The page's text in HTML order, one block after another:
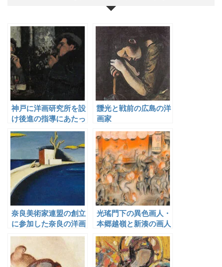
神戸に洋画研究所を設
け後進の指導にあたっ
靉光と戦前の広島の洋
画家
奈良美術家連盟の創立
に参加した奈良の洋画
光瑤門下の異色画人・
本郷越嶺と新湊の画人